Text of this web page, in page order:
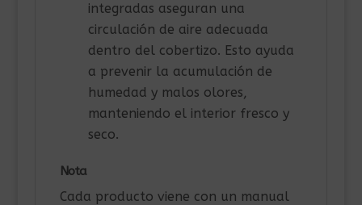
integradas aseguran una
circulación de aire adecuada
dentro del cobertizo. Esto ayuda
a prevenir la acumulación de
humedad y malos olores,
manteniendo el interior fresco y
seco.
Nota
Cada producto viene con un manual